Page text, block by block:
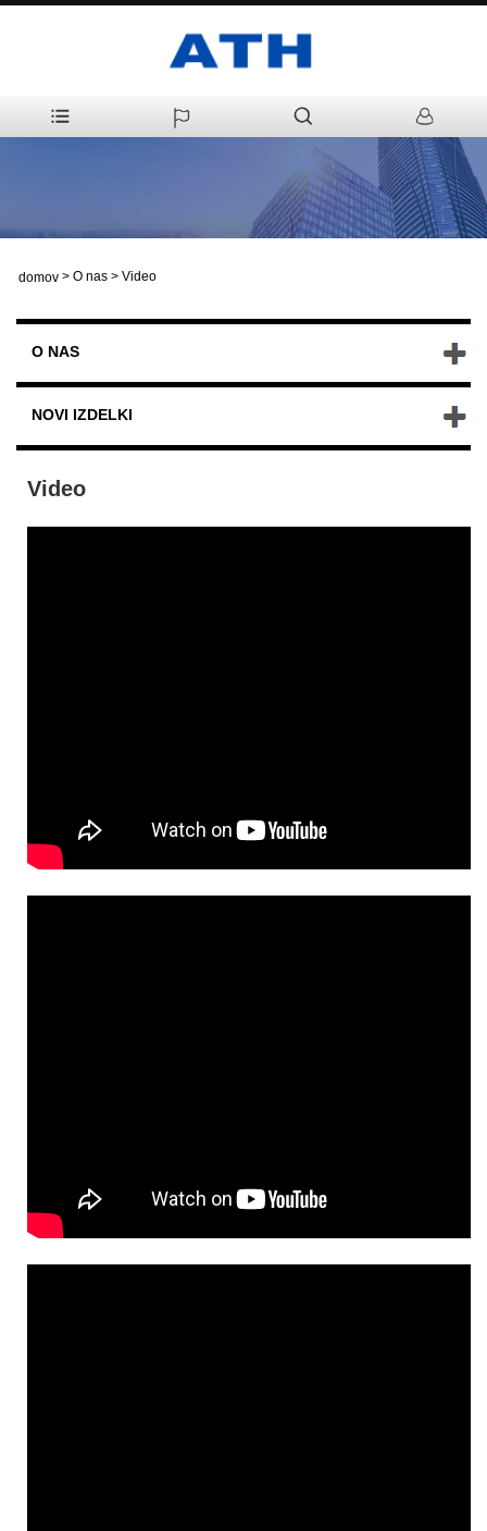
domov > O nas > Video
O NAS
NOVI IZDELKI
Video